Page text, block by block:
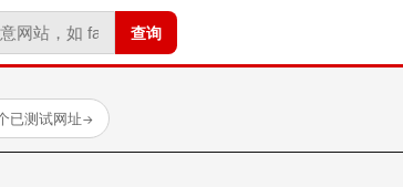
查询
已测试网址→